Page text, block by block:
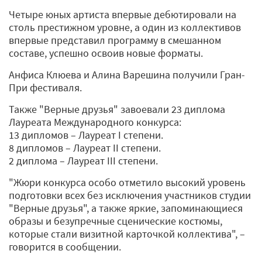
Четыре юных артиста впервые дебютировали на
столь престижном уровне, а один из коллективов
впервые представил программу в смешанном
составе, успешно освоив новые форматы.
Анфиса Клюева и Алина Варешина получили Гран-
При фестиваля.
Также "Верные друзья" завоевали 23 диплома
Лауреата Международного конкурса:
13 дипломов – Лауреат I степени.
8 дипломов – Лауреат II степени.
2 диплома – Лауреат III степени.
"Жюри конкурса особо отметило высокий уровень
подготовки всех без исключения участников студии
"Верные друзья", а также яркие, запоминающиеся
образы и безупречные сценические костюмы,
которые стали визитной карточкой коллектива", –
говорится в сообщении.